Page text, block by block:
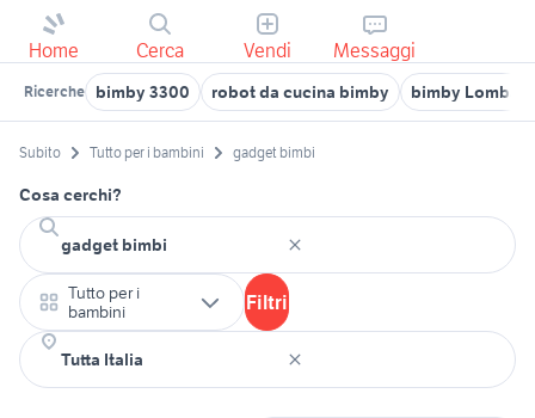
Home Cerca Vendi Messaggi
Ricerche bimby 3300 robot da cucina bimby bimby
Subito Tutto per i bambini gadget bimbi
Cosa cerchi?
Tutto per i
bambini
Filtri